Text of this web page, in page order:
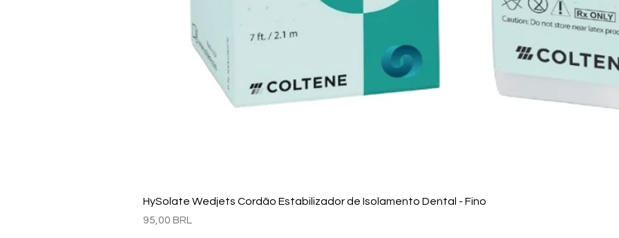
Vista rápida
HySolate Wedjets Cordão Estabilizador de Isolamento Dental - Fino
Precio
95,00 BRL